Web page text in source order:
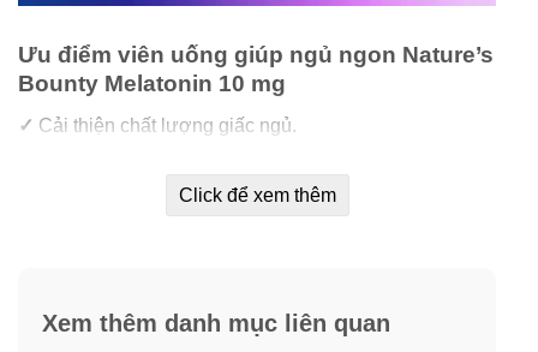
Ưu điểm viên uống giúp ngủ ngon Nature’s
Bounty Melatonin 10 mg
✓ Cải thiện chất lượng giấc ngủ.
Khôi phục tinh thần, giảm stress.
Click để xem thêm
Xem thêm danh mục liên quan